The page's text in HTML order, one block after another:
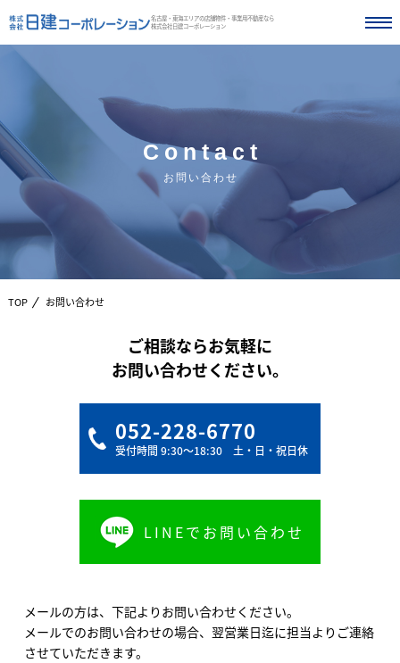
名古屋・東海エリアの店舗物件・事業用不動産なら
株式会社日建コーポレーション
Contact
お問い合わせ
TOP お問い合わせ
ご相談ならお気軽に
お問い合わせください。
052-228-6770
受付時間 9:30〜18:30 土・日・祝日休
LINEでお問い合わせ
メールの方は、下記よりお問い合わせください。
メールでのお問い合わせの場合、翌営業日迄に担当よりご連絡
させていただきます。